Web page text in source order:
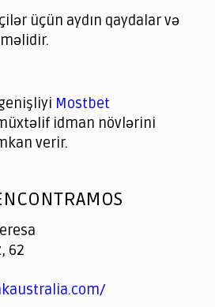
login
online
üçün aydın qaydalar və
Mostbet
idman növlərini
verir.
62